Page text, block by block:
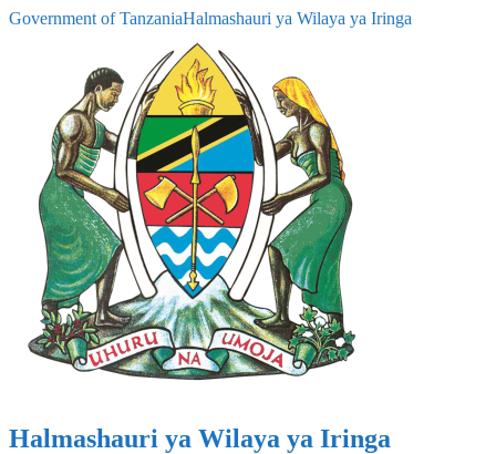
Government of TanzaniaHalmashauri ya Wilaya ya Iringa
Halmashauri ya Wilaya ya Iringa